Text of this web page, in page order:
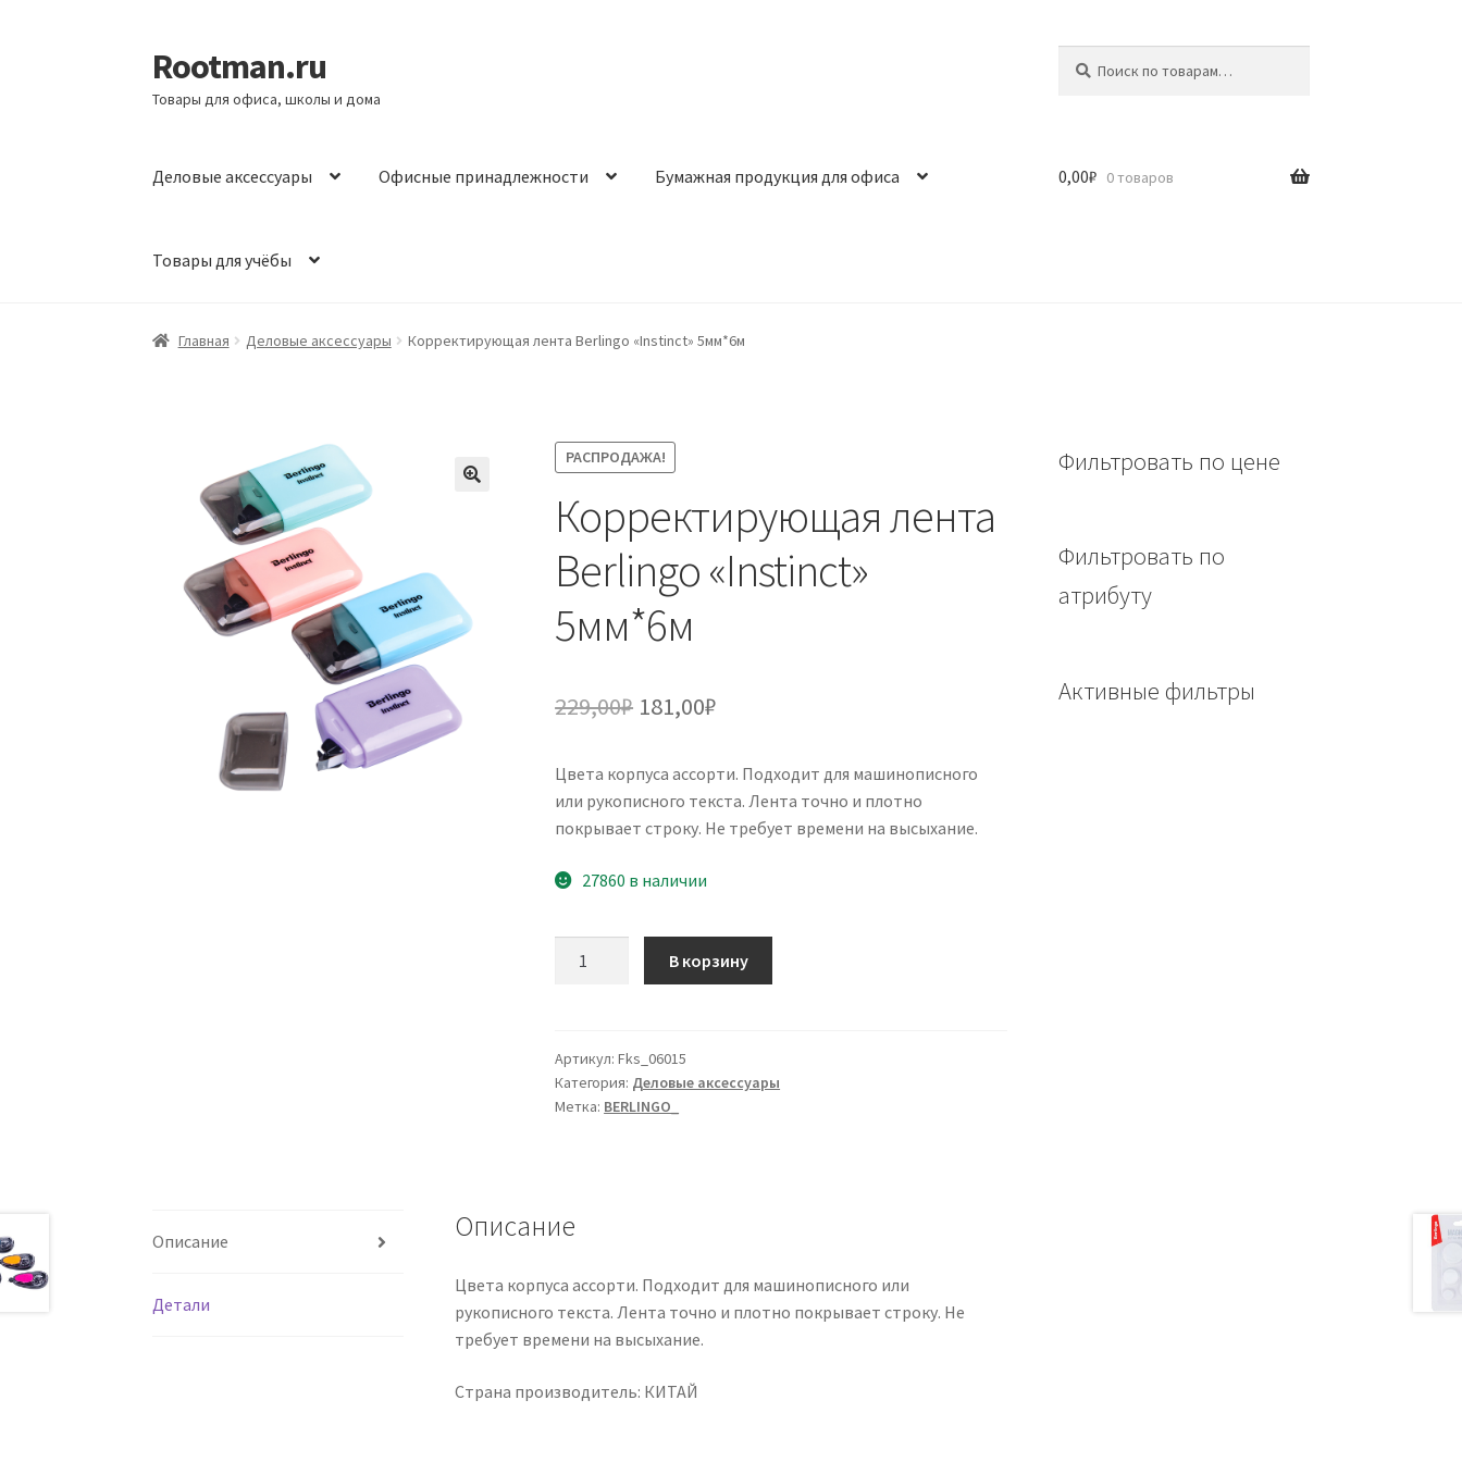
Перейти
к
навигации
Перейти
к
содержимому
Rootman.ru
Товары для офиса, школы и дома
Деловые аксессуары Офисные принадлежности Бумажная продукция для офиса
Товары для учёбы
0,00₽ 0 товаров
Главная Деловые аксессуары Корректирующая лента Berlingo «Instinct» 5мм*6м
РАСПРОДАЖА!
Корректирующая лента
Berlingo «Instinct»
5мм*6м
229,00₽ Первоначальная
составляла
229,00₽.
181,00₽
181,00₽.
Цвета корпуса ассорти. Подходит для машинописного
или рукописного текста. Лента точно и плотно
покрывает строку. Не требует времени на высыхание.
27860 в наличии
Berlingo
"Instinct"
5мм*6м
В корзину
Артикул:Fks_06015
Категория: Деловые аксессуары
Метка: BERLINGO_
Описание
Детали
Описание
Цвета корпуса ассорти. Подходит для машинописного или
рукописного текста. Лента точно и плотно покрывает строку. Не
требует времени на высыхание.
Страна производитель: КИТАЙ
Фильтровать по цене
Фильтровать по
атрибуту
Активные фильтры